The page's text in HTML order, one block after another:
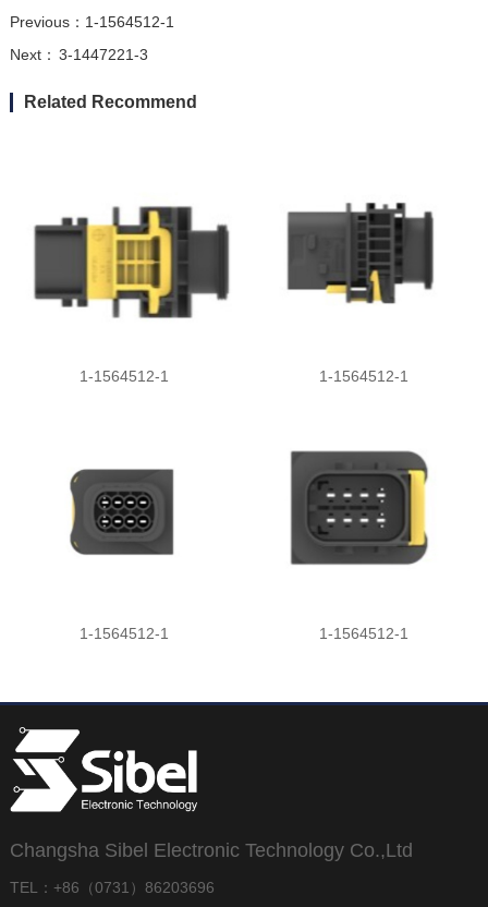
Previous： 1-1564512-1
Next： 3-1447221-3
Related Recommend
1-1564512-1 1-1564512-1
1-1564512-1 1-1564512-1
Changsha Sibel Electronic Technology Co.,Ltd
TEL：+86（0731）86203696